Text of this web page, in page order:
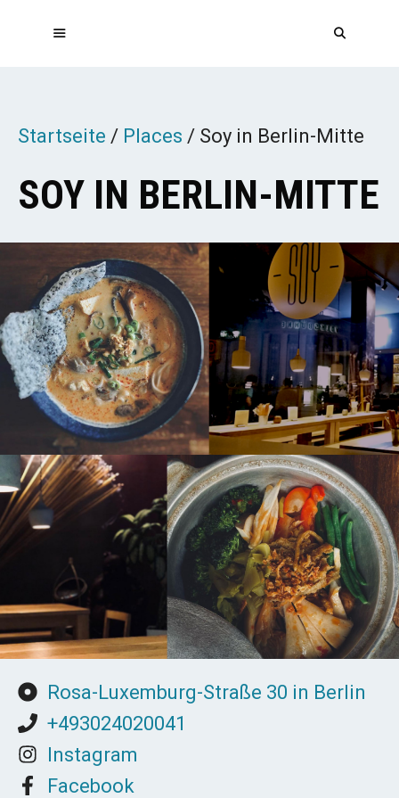
Startseite / Places / Soy in Berlin-Mitte
SOY IN BERLIN-MITTE
Rosa-Luxemburg-Straße 30 in Berlin
+493024020041
Instagram
Facebook